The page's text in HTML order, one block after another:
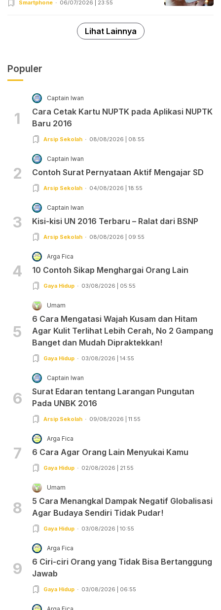
Smartphone 06/07/2026 | 23:55
Lihat Lainnya
Populer
1
Captain Iwan
Cara Cetak Kartu NUPTK pada Aplikasi NUPTK
Baru 2016
Arsip Sekolah 08/08/2026 | 08:55
2
Captain Iwan
Contoh Surat Pernyataan Aktif Mengajar SD
Arsip Sekolah 04/08/2026 | 18:55
3
Captain Iwan
Kisi-kisi UN 2016 Terbaru – Ralat dari BSNP
Arsip Sekolah 08/08/2026 | 09:55
4
Arga Fica
10 Contoh Sikap Menghargai Orang Lain
Gaya Hidup 03/08/2026 | 05:55
5
Umam
6 Cara Mengatasi Wajah Kusam dan Hitam
Agar Kulit Terlihat Lebih Cerah, No 2 Gampang
Banget dan Mudah Dipraktekkan!
Gaya Hidup 03/08/2026 | 14:55
6
Captain Iwan
Surat Edaran tentang Larangan Pungutan
Pada UNBK 2016
Arsip Sekolah 09/08/2026 | 11:55
7
Arga Fica
6 Cara Agar Orang Lain Menyukai Kamu
Gaya Hidup 02/08/2026 | 21:55
8
Umam
5 Cara Menangkal Dampak Negatif Globalisasi
Agar Budaya Sendiri Tidak Pudar!
Gaya Hidup 03/08/2026 | 10:55
9
Arga Fica
6 Ciri-ciri Orang yang Tidak Bisa Bertanggung
Jawab
Gaya Hidup 03/08/2026 | 06:55